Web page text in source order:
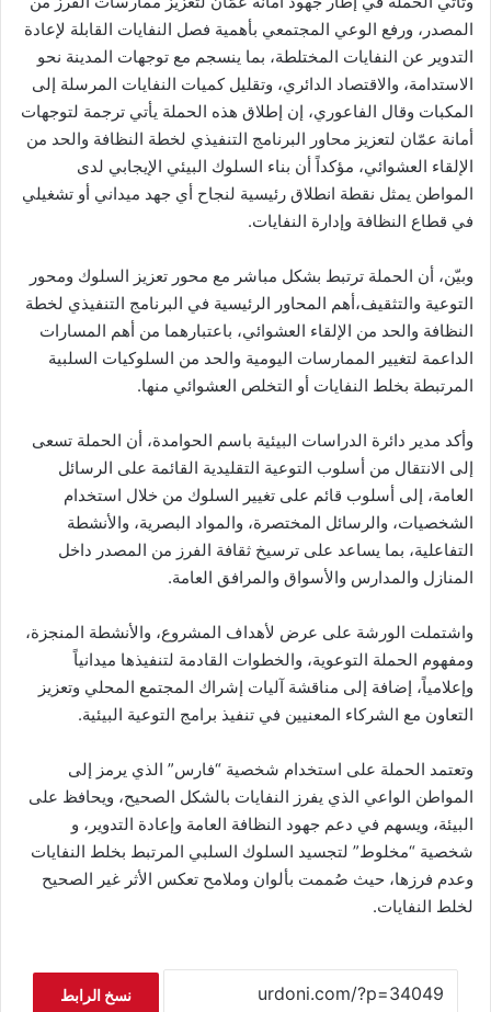
المصدر، ورفع الوعي المجتمعي بأهمية فصل النفايات القابلة لإعادة
التدوير عن النفايات المختلطة، بما ينسجم مع توجهات المدينة نحو
الاستدامة، والاقتصاد الدائري، وتقليل كميات النفايات المرسلة إلى
المكبات وقال الفاعوري، إن إطلاق هذه الحملة يأتي ترجمة لتوجهات
أمانة عمّان لتعزيز محاور البرنامج التنفيذي لخطة النظافة والحد من
الإلقاء العشوائي، مؤكداً أن بناء السلوك البيئي الإيجابي لدى
المواطن يمثل نقطة انطلاق رئيسية لنجاح أي جهد ميداني أو تشغيلي
في قطاع النظافة وإدارة النفايات.
وبيّن، أن الحملة ترتبط بشكل مباشر مع محور تعزيز السلوك ومحور
التوعية والتثقيف،أهم المحاور الرئيسية في البرنامج التنفيذي لخطة
النظافة والحد من الإلقاء العشوائي، باعتبارهما من أهم المسارات
الداعمة لتغيير الممارسات اليومية والحد من السلوكيات السلبية
المرتبطة بخلط النفايات أو التخلص العشوائي منها.
وأكد مدير دائرة الدراسات البيئية باسم الحوامدة، أن الحملة تسعى
إلى الانتقال من أسلوب التوعية التقليدية القائمة على الرسائل
العامة، إلى أسلوب قائم على تغيير السلوك من خلال استخدام
الشخصيات، والرسائل المختصرة، والمواد البصرية، والأنشطة
التفاعلية، بما يساعد على ترسيخ ثقافة الفرز من المصدر داخل
المنازل والمدارس والأسواق والمرافق العامة.
واشتملت الورشة على عرض لأهداف المشروع، والأنشطة المنجزة،
ومفهوم الحملة التوعوية، والخطوات القادمة لتنفيذها ميدانياً
وإعلامياً، إضافة إلى مناقشة آليات إشراك المجتمع المحلي وتعزيز
التعاون مع الشركاء المعنيين في تنفيذ برامج التوعية البيئية.
وتعتمد الحملة على استخدام شخصية “فارس” الذي يرمز إلى
المواطن الواعي الذي يفرز النفايات بالشكل الصحيح، ويحافظ على
البيئة، ويسهم في دعم جهود النظافة العامة وإعادة التدوير، و
شخصية “مخلوط” لتجسيد السلوك السلبي المرتبط بخلط النفايات
وعدم فرزها، حيث صُممت بألوان وملامح تعكس الأثر غير الصحيح
لخلط النفايات.
نسخ الرابط